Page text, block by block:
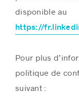
disponible au
https://
Pour plus
politique de
suivant :